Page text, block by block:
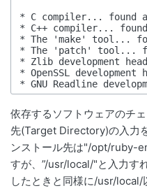
依存するソフトウェアのチ
先(Target Directory)の入力
ンストール先は"/opt/ruby-
すが、”/usr/local/"と入力す
したときと同様に/usr/local/